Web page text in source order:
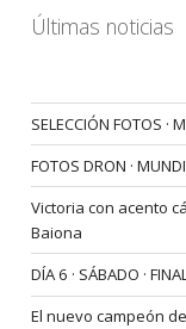
Últimas noticias
SELECCIÓN FOTOS ·
FOTOS DRON ·
Victoria con acento
Baiona
DÍA 6 · SÁBADO ·
El nuevo campeón